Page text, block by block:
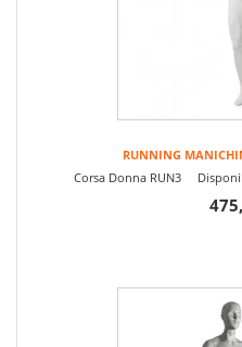
RUNNING
Corsa Donna RUN3